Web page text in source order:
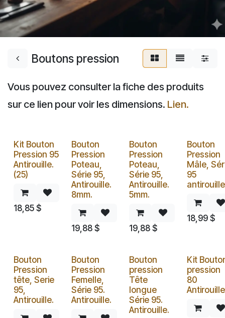
Boutons pression
Vous pouvez consulter la fiche des produits
sur ce lien pour voir les dimensions. Lien.
Kit Bouton
Pression 95
Antirouille.
(25)
18,85 $
Bouton
Pression
Poteau,
Série 95,
Antirouille.
8mm.
19,88 $
Bouton
Pression
Poteau,
Série 95,
Antirouille.
5mm.
19,88 $
Bouton
Pression
Mâle,
95
antirouille
18,99 $
Bouton
Pression
tête, Serie
95,
Antirouille.
Bouton
Pression
Femelle,
Série 95.
Antirouille.
Bouton
pression
Tête
longue
Série 95.
Antirouille.
Kit
pression
80